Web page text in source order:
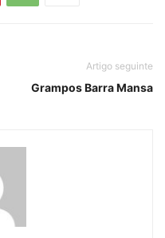
Artigo seguinte
Grampos Barra Mansa